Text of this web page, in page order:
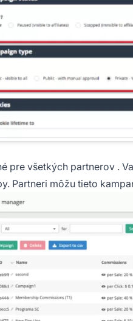
pre všetkých partnerov .
Partneri môžu tieto